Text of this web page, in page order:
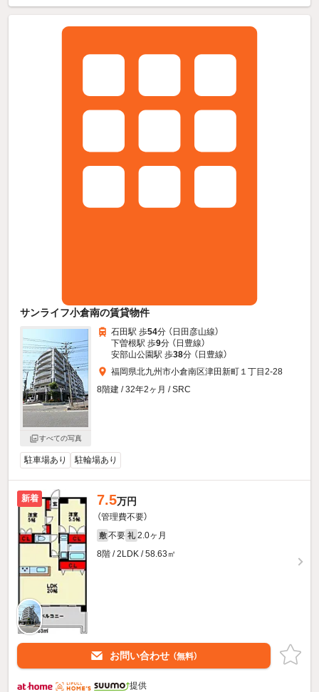
サンライフ小倉南の賃貸物件
すべての写真
石田駅 歩54分 （日田彦山線）
下曽根駅 歩9分 （日豊線）
安部山公園駅 歩38分 （日豊線）
福岡県北九州市小倉南区津田新町１丁目2-28
8階建 / 32年2ヶ月 / SRC
駐車場あり 駐輪場あり
新着 7.5万円
（管理費不要）
敷 不要 礼 2.0ヶ月
8階 / 2LDK / 58.63㎡
お問い合わせ （無料）
提供